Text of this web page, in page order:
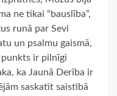
ne tikai “bauslība”,
runā par Sevi
un psalmu gaismā,
punkts ir pilnīgi
ka Jaunā Derība ir
saskatīt saistībā